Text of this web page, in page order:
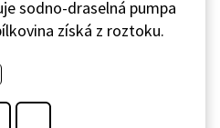
sodno-draselná pumpa
získá z roztoku.